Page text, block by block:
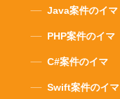
Java案件のイマ
PHP案件のイマ
C#案件のイマ
Swift案件のイマ